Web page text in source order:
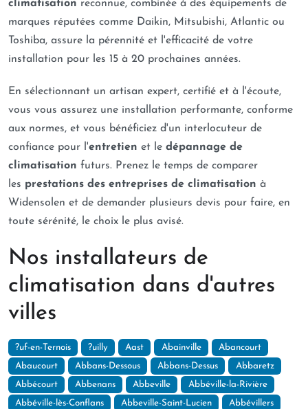
climatisation reconnue, combinée à des équipements de
marques réputées comme Daikin, Mitsubishi, Atlantic ou
Toshiba, assure la pérennité et l'efficacité de votre
installation pour les 15 à 20 prochaines années.
En sélectionnant un artisan expert, certifié et à l'écoute,
vous vous assurez une installation performante, conforme
aux normes, et vous bénéficiez d'un interlocuteur de
confiance pour l'entretien et le dépannage de
climatisation futurs. Prenez le temps de comparer
les prestations des entreprises de climatisation à
Widensolen et de demander plusieurs devis pour faire, en
toute sérénité, le choix le plus avisé.
Nos installateurs de
climatisation dans d'autres
villes
?uf-en-Ternois ?uilly Aast Abainville Abancourt
Abaucourt Abbans-Dessous Abbans-Dessus Abbaretz
Abbécourt Abbenans Abbeville Abbéville-la-Rivière
Abbéville-lès-Conflans Abbeville-Saint-Lucien Abbévillers